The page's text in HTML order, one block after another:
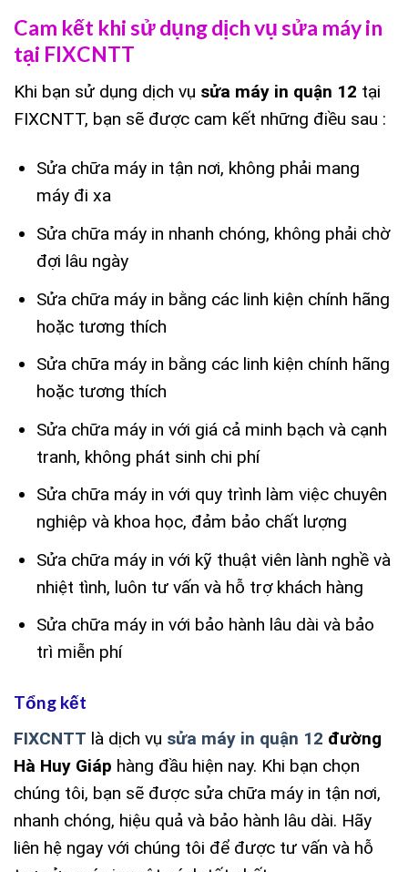
Cam kết khi sử dụng dịch vụ sửa máy in
tại FIXCNTT
Khi bạn sử dụng dịch vụ sửa máy in quận 12 tại
FIXCNTT, bạn sẽ được cam kết những điều sau :
Sửa chữa máy in tận nơi, không phải mang
máy đi xa
Sửa chữa máy in nhanh chóng, không phải chờ
đợi lâu ngày
Sửa chữa máy in bằng các linh kiện chính hãng
hoặc tương thích
Sửa chữa máy in bằng các linh kiện chính hãng
hoặc tương thích
Sửa chữa máy in với giá cả minh bạch và cạnh
tranh, không phát sinh chi phí
Sửa chữa máy in với quy trình làm việc chuyên
nghiệp và khoa học, đảm bảo chất lượng
Sửa chữa máy in với kỹ thuật viên lành nghề và
nhiệt tình, luôn tư vấn và hỗ trợ khách hàng
Sửa chữa máy in với bảo hành lâu dài và bảo
trì miễn phí
Tổng kết
FIXCNTT là dịch vụ sửa máy in quận 12 đường
Hà Huy Giáp hàng đầu hiện nay. Khi bạn chọn
chúng tôi, bạn sẽ được sửa chữa máy in tận nơi,
nhanh chóng, hiệu quả và bảo hành lâu dài. Hãy
liên hệ ngay với chúng tôi để được tư vấn và hỗ